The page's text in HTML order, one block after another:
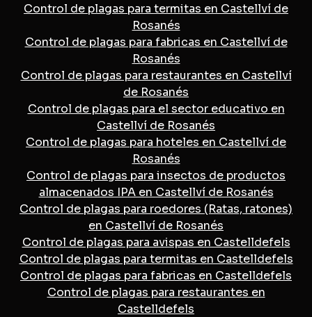
Control de plagas para termitas en Castellví de
Rosanés
Control de plagas para fabricas en Castellví de
Rosanés
Control de plagas para restaurantes en Castellví
de Rosanés
Control de plagas para el sector educativo en
Castellví de Rosanés
Control de plagas para hoteles en Castellví de
Rosanés
Control de plagas para insectos de productos
almacenados IPA en Castellví de Rosanés
Control de plagas para roedores (Ratas, ratones)
en Castellví de Rosanés
Control de plagas para avispas en Castelldefels
Control de plagas para termitas en Castelldefels
Control de plagas para fabricas en Castelldefels
Control de plagas para restaurantes en
Castelldefels